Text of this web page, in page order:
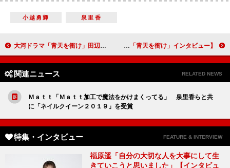
小越勇輝 泉里香
大河ドラマ「青天を衝け」田辺誠一 主演の吉沢亮を絶賛「役者としての引き出しがすごい」 タイトルバック制作秘話「渋沢の人生の軌跡を描くため、最先端の映像技術のタブーを破りました」柿本ケンサク（タイトルバック映像）【「青天を衝け」インタビュー】
関連ニュース RELATED NEWS
Ｍａｔｔ「Ｍａｔｔ加工で魔法をかけまくってる」 泉里香らと共
に「ネイルクイーン２０１９」を受賞
特集・インタビュー FEATURE & INTERVIEW
福原遥「自分の大切な人を大事にして生
きていこうと思いました」【インタビュ